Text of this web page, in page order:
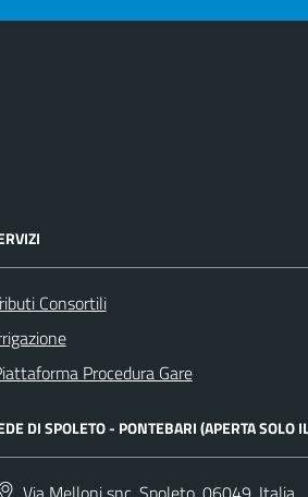
Consortili
Procedura Gare
DI SPOLETO - PONTEBARI (APERTA SOLO